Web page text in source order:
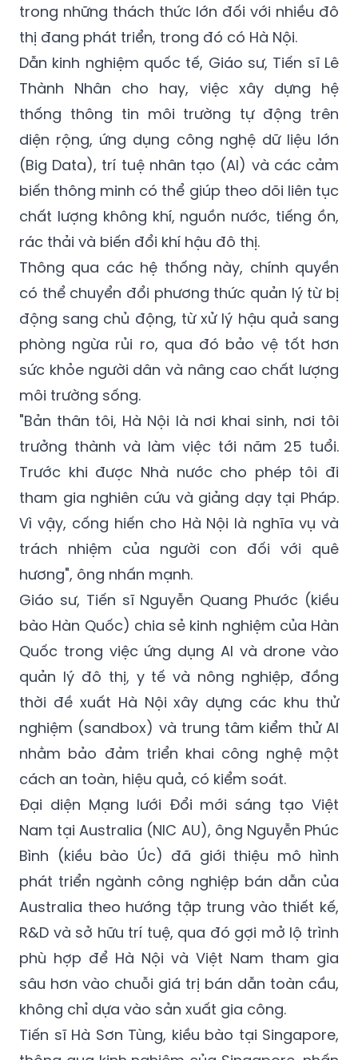
trong những thách thức lớn đối với nhiều đô
thị đang phát triển, trong đó có Hà Nội.
Dẫn kinh nghiệm quốc tế, Giáo sư, Tiến sĩ Lê
Thành Nhân cho hay, việc xây dựng hệ
thống thông tin môi trường tự động trên
diện rộng, ứng dụng công nghệ dữ liệu lớn
(Big Data), trí tuệ nhân tạo (AI) và các cảm
biến thông minh có thể giúp theo dõi liên tục
chất lượng không khí, nguồn nước, tiếng ồn,
rác thải và biến đổi khí hậu đô thị.
Thông qua các hệ thống này, chính quyền
có thể chuyển đổi phương thức quản lý từ bị
động sang chủ động, từ xử lý hậu quả sang
phòng ngừa rủi ro, qua đó bảo vệ tốt hơn
sức khỏe người dân và nâng cao chất lượng
môi trường sống.
"Bản thân tôi, Hà Nội là nơi khai sinh, nơi tôi
trưởng thành và làm việc tới năm 25 tuổi.
Trước khi được Nhà nước cho phép tôi đi
tham gia nghiên cứu và giảng dạy tại Pháp.
Vì vậy, cống hiến cho Hà Nội là nghĩa vụ và
trách nhiệm của người con đối với quê
hương", ông nhấn mạnh.
Giáo sư, Tiến sĩ Nguyễn Quang Phước (kiều
bào Hàn Quốc) chia sẻ kinh nghiệm của Hàn
Quốc trong việc ứng dụng AI và drone vào
quản lý đô thị, y tế và nông nghiệp, đồng
thời đề xuất Hà Nội xây dựng các khu thử
nghiệm (sandbox) và trung tâm kiểm thử AI
nhằm bảo đảm triển khai công nghệ một
cách an toàn, hiệu quả, có kiểm soát.
Đại diện Mạng lưới Đổi mới sáng tạo Việt
Nam tại Australia (NIC AU), ông Nguyễn Phúc
Bình (kiều bào Úc) đã giới thiệu mô hình
phát triển ngành công nghiệp bán dẫn của
Australia theo hướng tập trung vào thiết kế,
R&D và sở hữu trí tuệ, qua đó gợi mở lộ trình
phù hợp để Hà Nội và Việt Nam tham gia
sâu hơn vào chuỗi giá trị bán dẫn toàn cầu,
không chỉ dựa vào sản xuất gia công.
Tiến sĩ Hà Sơn Tùng, kiều bào tại Singapore,